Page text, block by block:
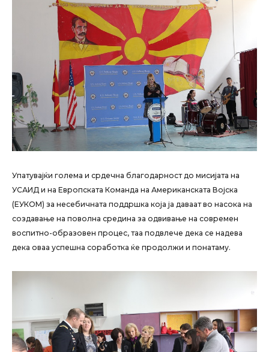
Упатувајќи голема и срдечна благодарност до мисијата на
УСАИД и на Европската Команда на Американската Војска
(ЕУКОМ) за несебичната поддршка која ја даваат во насока на
создавање на поволна средина за одвивање на современ
воспитно-образовен процес, таа подвлече дека се надева
дека оваа успешна соработка ќе продолжи и понатаму.